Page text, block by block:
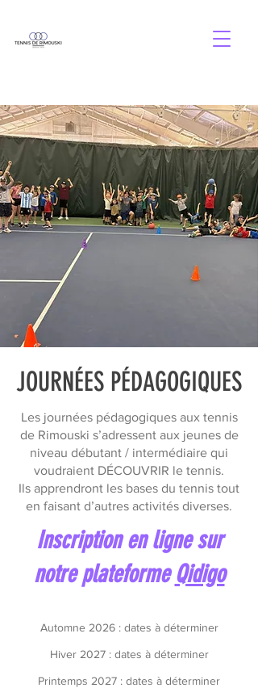
JOURNÉES PÉDAGOGIQUES
Les journées pédagogiques aux tennis
de Rimouski s’adressent aux jeunes de
niveau débutant / intermédiaire qui
voudraient DÉCOUVRIR le tennis.
Ils apprendront les bases du tennis tout
en faisant d’autres activités diverses.
Inscription en ligne sur
notre plateformeQidigo
Automne 2026 : dates à déterminer
Hiver 2027 : dates à déterminer
Printemps 2027 : dates à déterminer